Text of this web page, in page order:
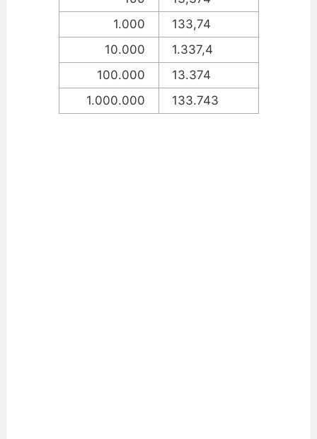
1.000
133,74
10.000
1.337,4
100.000
13.374
1.000.000
133.743